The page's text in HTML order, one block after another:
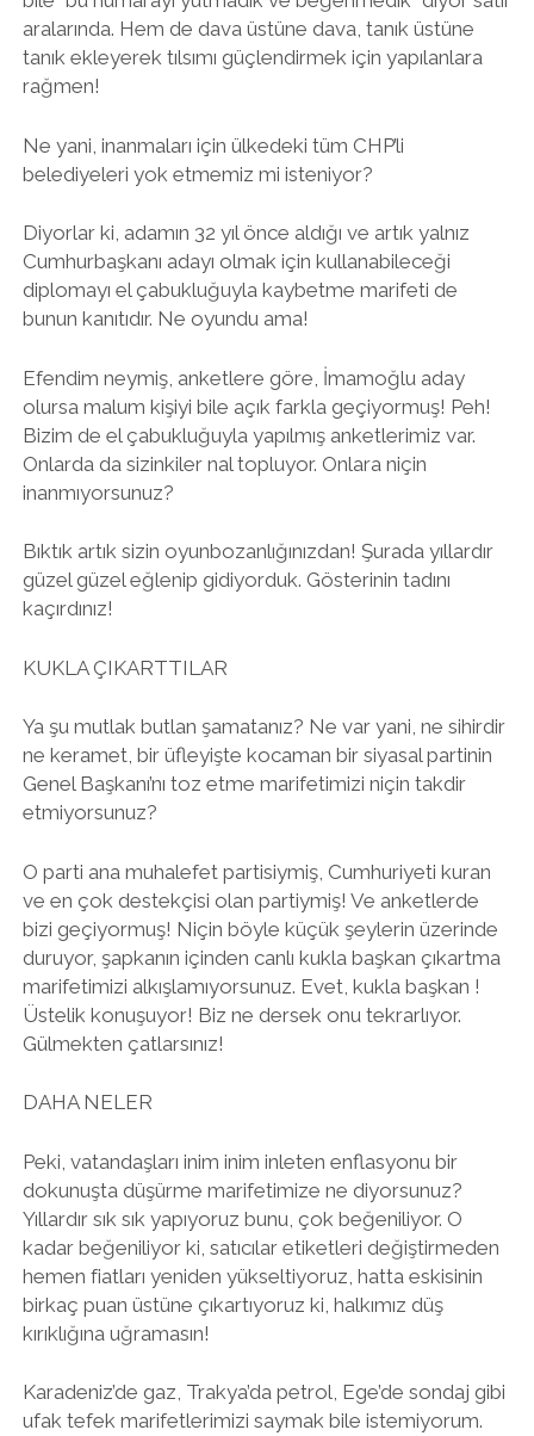
aralarında. Hem de dava üstüne dava, tanık üstüne
tanık ekleyerek tılsımı güçlendirmek için yapılanlara
rağmen!
Ne yani, inanmaları için ülkedeki tüm CHP’li
belediyeleri yok etmemiz mi isteniyor?
Diyorlar ki, adamın 32 yıl önce aldığı ve artık yalnız
Cumhurbaşkanı adayı olmak için kullanabileceği
diplomayı el çabukluğuyla kaybetme marifeti de
bunun kanıtıdır. Ne oyundu ama!
Efendim neymiş, anketlere göre, İmamoğlu aday
olursa malum kişiyi bile açık farkla geçiyormuş! Peh!
Bizim de el çabukluğuyla yapılmış anketlerimiz var.
Onlarda da sizinkiler nal topluyor. Onlara niçin
inanmıyorsunuz?
Bıktık artık sizin oyunbozanlığınızdan! Şurada yıllardır
güzel güzel eğlenip gidiyorduk. Gösterinin tadını
kaçırdınız!
KUKLA ÇIKARTTILAR
Ya şu mutlak butlan şamatanız? Ne var yani, ne sihirdir
ne keramet, bir üfleyişte kocaman bir siyasal partinin
Genel Başkanı’nı toz etme marifetimizi niçin takdir
etmiyorsunuz?
O parti ana muhalefet partisiymiş, Cumhuriyeti kuran
ve en çok destekçisi olan partiymiş! Ve anketlerde
bizi geçiyormuş! Niçin böyle küçük şeylerin üzerinde
duruyor, şapkanın içinden canlı kukla başkan çıkartma
marifetimizi alkışlamıyorsunuz. Evet, kukla başkan !
Üstelik konuşuyor! Biz ne dersek onu tekrarlıyor.
Gülmekten çatlarsınız!
DAHA NELER
Peki, vatandaşları inim inim inleten enflasyonu bir
dokunuşta düşürme marifetimize ne diyorsunuz?
Yıllardır sık sık yapıyoruz bunu, çok beğeniliyor. O
kadar beğeniliyor ki, satıcılar etiketleri değiştirmeden
hemen fiatları yeniden yükseltiyoruz, hatta eskisinin
birkaç puan üstüne çıkartıyoruz ki, halkımız düş
kırıklığına uğramasın!
Karadeniz’de gaz, Trakya’da petrol, Ege’de sondaj gibi
ufak tefek marifetlerimizi saymak bile istemiyorum.